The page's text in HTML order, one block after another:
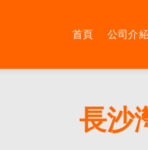
首頁 公司介紹
長沙